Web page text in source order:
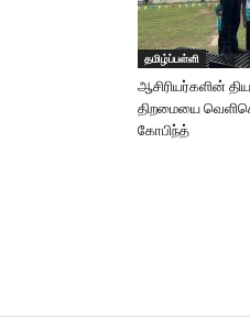
தமிழ்ப்பள்ளி
ஆசிரியர்களின்
திறமையை
கோபிந்த்